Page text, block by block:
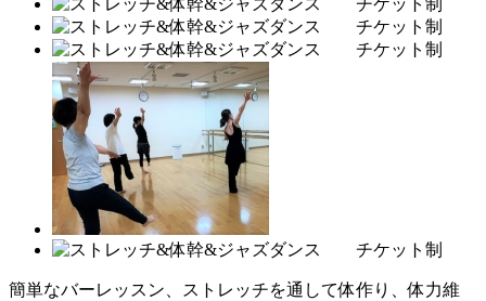
簡単なバーレッスン、ストレッチを通して体作り、体力維